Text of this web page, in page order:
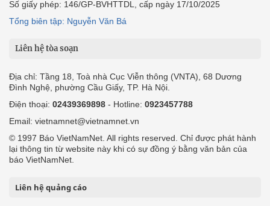
Số giấy phép: 146/GP-BVHTTDL, cấp ngày 17/10/2025
Tổng biên tập: Nguyễn Văn Bá
Liên hệ tòa soạn
Địa chỉ: Tầng 18, Toà nhà Cục Viễn thông (VNTA), 68 Dương
Đình Nghệ, phường Cầu Giấy, TP. Hà Nội.
Điện thoại: 02439369898 - Hotline: 0923457788
Email: vietnamnet@vietnamnet.vn
© 1997 Báo VietNamNet. All rights reserved. Chỉ được phát hành
lại thông tin từ website này khi có sự đồng ý bằng văn bản của
báo VietNamNet.
Liên hệ quảng cáo